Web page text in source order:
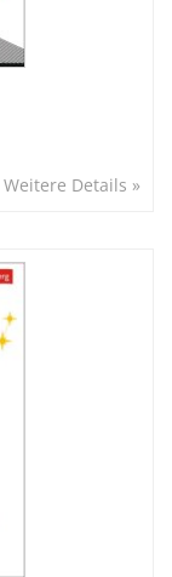
Weitere Details »